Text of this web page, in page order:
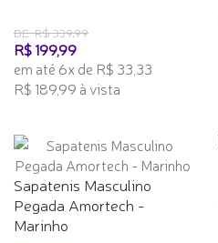
DE: R$ 339,99
R$ 199,99
em até 6x de R$ 33,33
R$ 189,99 à vista
Sapatenis Masculino
Pegada Amortech -
Marinho